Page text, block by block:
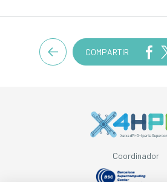
COMPARTIR
Coordinador